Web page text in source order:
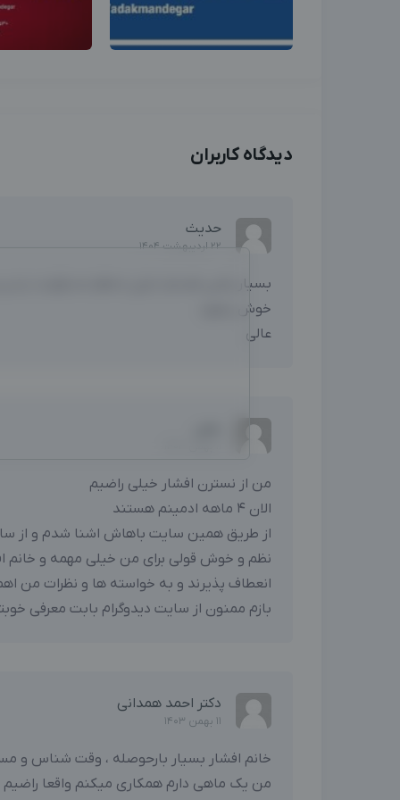
دیدگاه کاربران
حدیث
22 اردیبهشت 1404
بسیار راضی هستم خیلی منظم مسئولیت پذیر
خوش برخورد
عالی
من از نسترن افشار خیلی راضیم
الان ۴ ماهه ادمینم هستند
از طریق همین سایت باهاش اشنا شدم و از
نظم و خوش قولی برای من خیلی مهمه و خانم
انعطاف پذیرند و به خواسته ها و نظرات من
بازم ممنون از سایت دیدوگرام بابت معرفی
دکتر احمد همدانی
11 بهمن 1403
خانم افشار بسیار بارحوصله ، وقت شناس و
من یک ماهی دارم همکاری میکنم واقعا راضیم